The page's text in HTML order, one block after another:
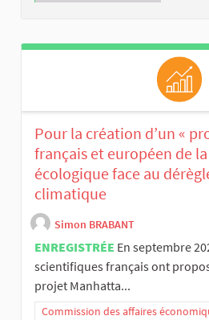
Pour la création d’un «
français et européen de
écologique face au
climatique
Simon BRABANT
ENREGISTRÉE En septembre
scientifiques français ont
projet Manhatta...
Commission des affaires